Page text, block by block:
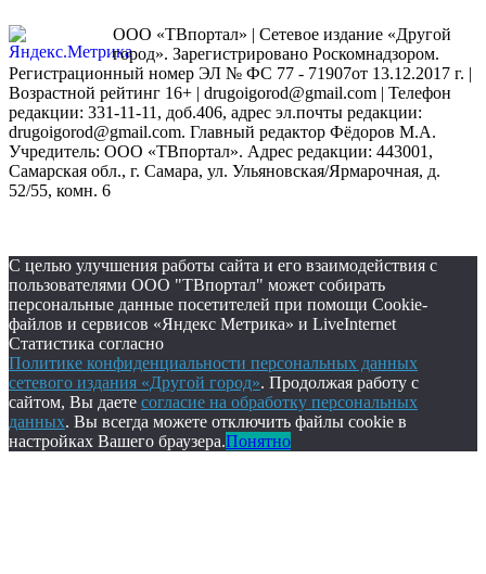
ООО «ТВпортал» | Сетевое издание «Другой
город». Зарегистрировано Роскомнадзором.
Регистрационный номер ЭЛ № ФС 77 - 71907от 13.12.2017 г. |
Возрастной рейтинг 16+ | drugoigorod@gmail.com | Телефон
редакции: 331-11-11, доб.406, адрес эл.почты редакции:
drugoigorod@gmail.com. Главный редактор Фёдоров М.А.
Учредитель: ООО «ТВпортал». Адрес редакции: 443001,
Самарская обл., г. Самара, ул. Ульяновская/Ярмарочная, д.
52/55, комн. 6
С целью улучшения работы сайта и его взаимодействия с
пользователями ООО "ТВпортал" может собирать
персональные данные посетителей при помощи Cookie-
файлов и сервисов «Яндекс Метрика» и LiveInternet
Статистика согласно
Политике конфиденциальности персональных данных
сетевого издания «Другой город». Продолжая работу с
сайтом, Вы даете согласие на обработку персональных
данных. Вы всегда можете отключить файлы cookie в
настройках Вашего браузера.Понятно